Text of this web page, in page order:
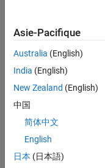
d'emploi.
malgré
tout
vous
trouvez
pas
d'offre
corresponde
Asie-Pacifique
Australia (English)
India (English)
New Zealand (English)
中国
简体中文
English
日本 (日本語)